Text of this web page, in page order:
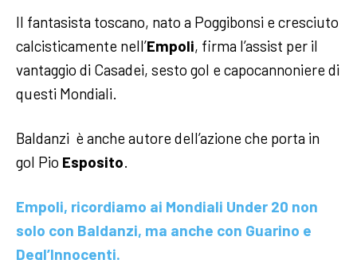
Il fantasista toscano, nato a Poggibonsi e cresciuto
calcisticamente nell’Empoli, firma l’assist per il
vantaggio di Casadei, sesto gol e capocannoniere di
questi Mondiali.
Baldanzi è anche autore dell’azione che porta in
gol Pio Esposito.
Empoli, ricordiamo ai Mondiali Under 20 non
solo con Baldanzi, ma anche con Guarino e
Degl’Innocenti.